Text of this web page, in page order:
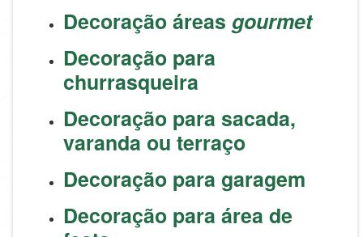
Decoração áreas gourmet
Decoração para
churrasqueira
Decoração para sacada,
varanda ou terraço
Decoração para garagem
Decoração para área de